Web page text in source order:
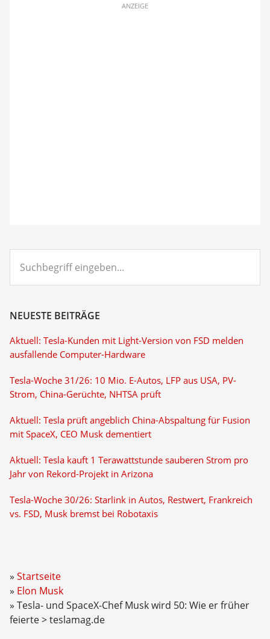
ANZEIGE
eingeben...
NEUESTE BEITRÄGE
Aktuell: Tesla-Kunden mit Light-Version von FSD melden
ausfallende Computer-Hardware
Tesla-Woche 31/26: 10 Mio. E-Autos, LFP aus USA, PV-
Strom, China-Gerüchte, NHTSA prüft
Aktuell: Tesla prüft angeblich China-Abspaltung für Fusion
mit SpaceX, CEO Musk dementiert
Aktuell: Tesla kauft 1 Terawattstunde sauberen Strom pro
Jahr von Rekord-Projekt in Arizona
Tesla-Woche 30/26: Starlink in Autos, Restwert, Frankreich
vs. FSD, Musk bremst bei Robotaxis
Startseite
Elon Musk
Tesla- und SpaceX-Chef Musk wird 50: Wie er früher
feierte > teslamag.de